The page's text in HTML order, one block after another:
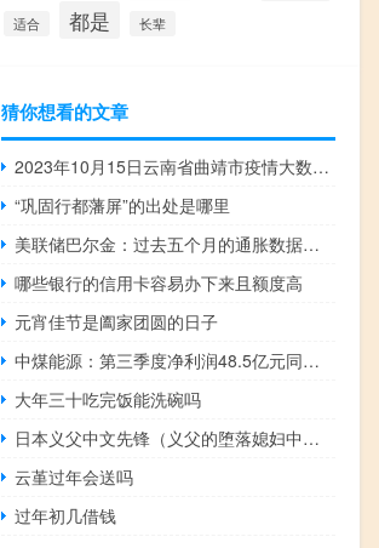
适合 都是 长辈
猜你想看的文章
2023年10月15日云南省曲靖市疫情大数据-今日/今天疫情全网搜索最新实时消息动态情况通知播报
“巩固行都藩屏”的出处是哪里
美联储巴尔金：过去五个月的通胀数据令人鼓舞03:42:04
哪些银行的信用卡容易办下来且额度高
元宵佳节是阖家团圆的日子
中煤能源：第三季度净利润48.5亿元同比下降18.5%
大年三十吃完饭能洗碗吗
日本义父中文先锋（义父的堕落媳妇中文）
云堇过年会送吗
过年初几借钱